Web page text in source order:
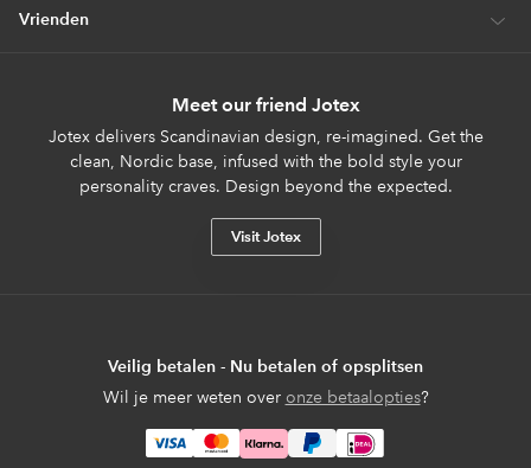
Vrienden
Meet our friend Jotex
Jotex delivers Scandinavian design, re-imagined. Get the
clean, Nordic base, infused with the bold style your
personality craves. Design beyond the expected.
Visit Jotex
Veilig betalen - Nu betalen of opsplitsen
Wil je meer weten over onze betaalopties?